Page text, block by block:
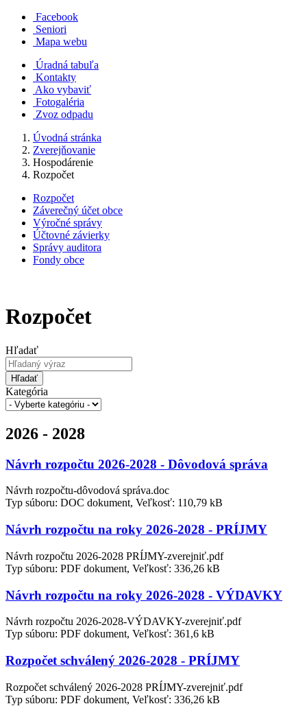
Facebook
Seniori
Mapa webu
Úradná tabuľa
Kontakty
Ako vybaviť
Fotogaléria
Zvoz odpadu
Úvodná stránka
Zverejňovanie
Hospodárenie
Rozpočet
Rozpočet
Záverečný účet obce
Výročné správy
Účtovné závierky
Správy auditora
Fondy obce
Rozpočet
Hľadať
Hľadať
Kategória
2026 - 2028
Návrh rozpočtu 2026-2028 - Dôvodová správa
Návrh rozpočtu-dôvodová správa.doc
Typ súboru: DOC dokument, Veľkosť: 110,79 kB
Návrh rozpočtu na roky 2026-2028 - PRÍJMY
Návrh rozpočtu 2026-2028 PRÍJMY-zverejniť.pdf
Typ súboru: PDF dokument, Veľkosť: 336,26 kB
Návrh rozpočtu na roky 2026-2028 - VÝDAVKY
Návrh rozpočtu 2026-2028-VÝDAVKY-zverejniť.pdf
Typ súboru: PDF dokument, Veľkosť: 361,6 kB
Rozpočet schválený 2026-2028 - PRÍJMY
Rozpočet schválený 2026-2028 PRÍJMY-zverejniť.pdf
Typ súboru: PDF dokument, Veľkosť: 336,26 kB